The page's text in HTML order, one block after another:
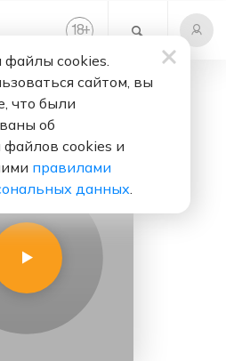
18+
онлайн. Слушать
cookies.
сайтом, вы
что были
об
файлов cookies и
правилами
данных.